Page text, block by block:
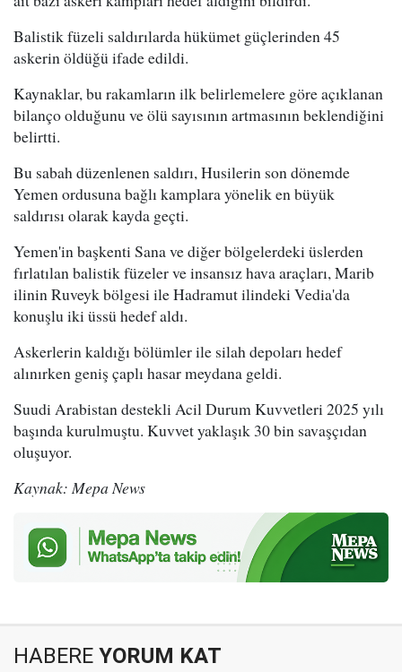
Balistik füzeli saldırılarda hükümet güçlerinden 45
askerin öldüğü ifade edildi.
Kaynaklar, bu rakamların ilk belirlemelere göre açıklanan
bilanço olduğunu ve ölü sayısının artmasının beklendiğini
belirtti.
Bu sabah düzenlenen saldırı, Husilerin son dönemde
Yemen ordusuna bağlı kamplara yönelik en büyük
saldırısı olarak kayda geçti.
Yemen'in başkenti Sana ve diğer bölgelerdeki üslerden
fırlatılan balistik füzeler ve insansız hava araçları, Marib
ilinin Ruveyk bölgesi ile Hadramut ilindeki Vedia'da
konuşlu iki üssü hedef aldı.
Askerlerin kaldığı bölümler ile silah depoları hedef
alınırken geniş çaplı hasar meydana geldi.
Suudi Arabistan destekli Acil Durum Kuvvetleri 2025 yılı
başında kurulmuştu. Kuvvet yaklaşık 30 bin savaşçıdan
oluşuyor.
Kaynak: Mepa News
HABERE YORUM KAT